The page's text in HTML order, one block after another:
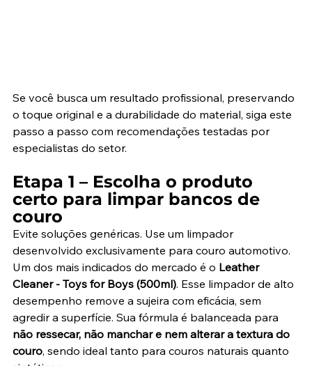
Se você busca um resultado profissional, preservando
o toque original e a durabilidade do material, siga este
passo a passo com recomendações testadas por
especialistas do setor.
Etapa 1 – Escolha o produto
certo para limpar bancos de
couro
Evite soluções genéricas. Use um limpador
desenvolvido exclusivamente para couro automotivo.
Um dos mais indicados do mercado é o Leather
Cleaner - Toys for Boys (500ml). Esse limpador de alto
desempenho remove a sujeira com eficácia, sem
agredir a superfície. Sua fórmula é balanceada para
não ressecar, não manchar e nem alterar a textura do
couro, sendo ideal tanto para couros naturais quanto